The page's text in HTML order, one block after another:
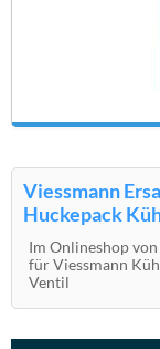
Viessmann
Huckepack
Im Onlineshop
für Viessmann
Ventil